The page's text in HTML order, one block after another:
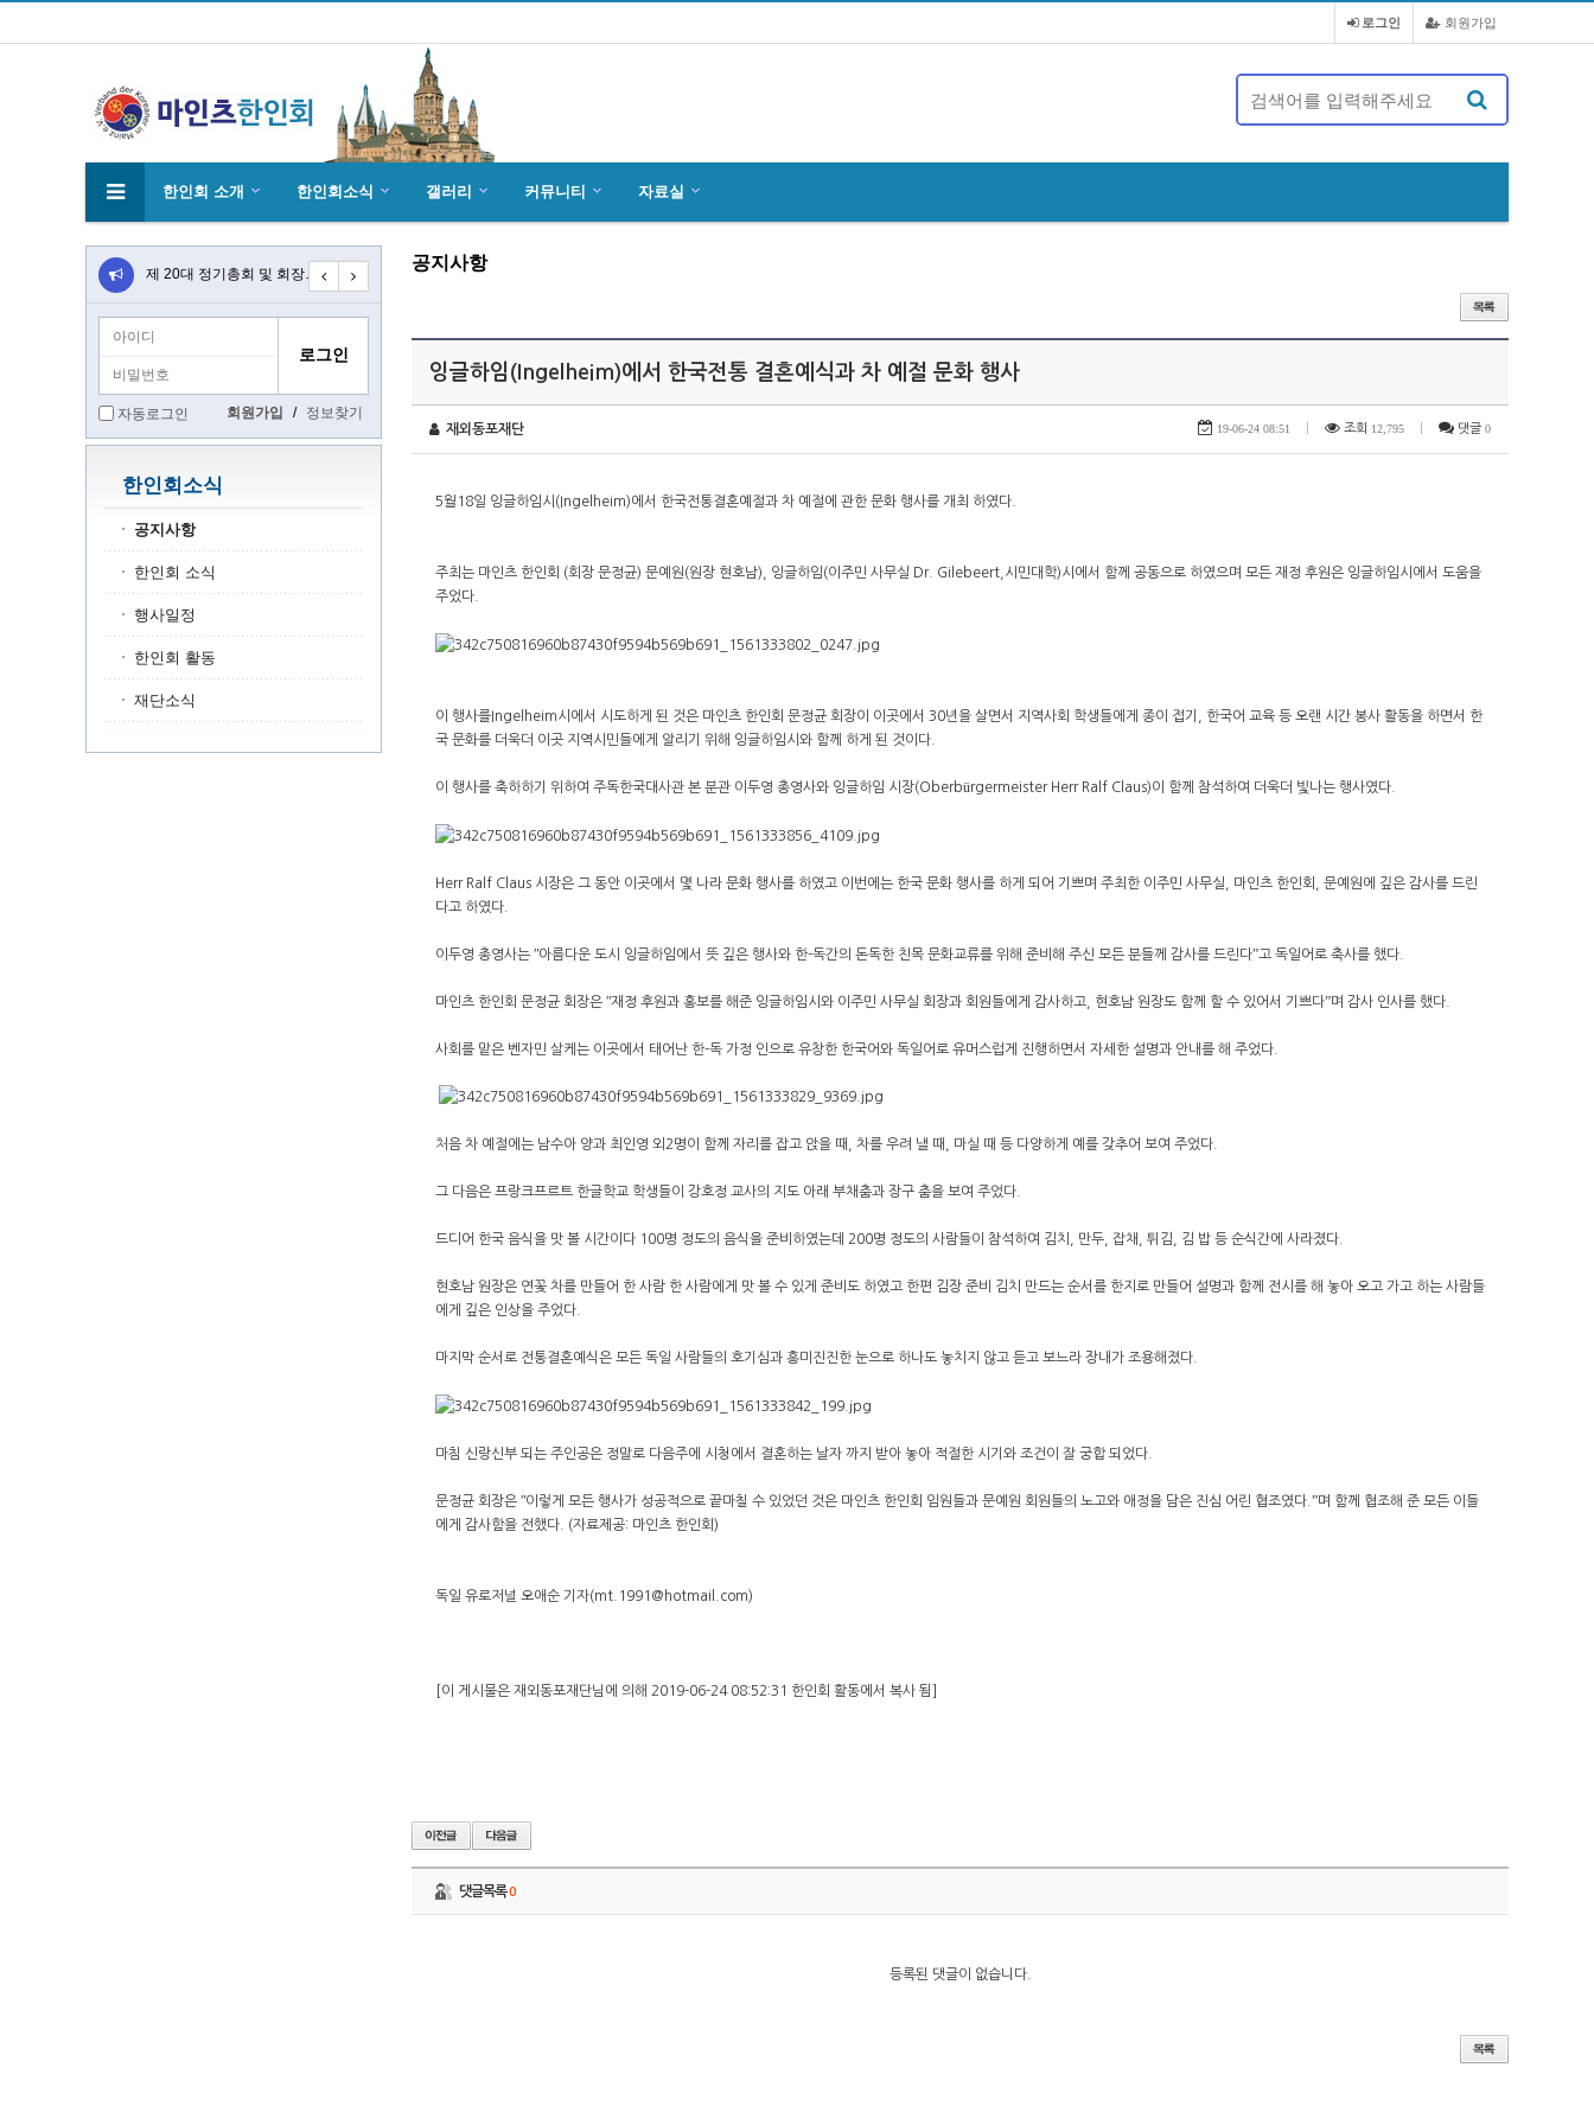
회원가입
로그인
한인회 소개 한인회소식 갤러리 커뮤니티 자료실
공지사항
잉글하임(Ingelheim)에서 한국전통 결혼예식과 차 예절 문화 행사
재외동포재단 19-06-24 08:51 조회 12,795 댓글 0
5월18일 잉글하임시(Ingelheim)에서 한국전통결혼예절과 차 예절에 관한 문화 행사를 개최 하였다.
주최는 마인츠 한인회 (회장 문정균) 문예원(원장 현호남), 잉글하임(이주민 사무실 Dr. Gilebeert,시민대학)시에서 함께 공동으로 하였으며 모든 재정 후원은 잉글하임시에서 도움을
주었다.
이 행사를Ingelheim시에서 시도하게 된 것은 마인츠 한인회 문정균 회장이 이곳에서 30년을 살면서 지역사회 학생들에게 종이 접기, 한국어 교육 등 오랜 시간 봉사 활동을 하면서 한
국 문화를 더욱더 이곳 지역시민들에게 알리기 위해 잉글하임시와 함께 하게 된 것이다.
이 행사를 축하하기 위하여 주독한국대사관 본 분관 이두영 총영사와 잉글하임 시장(Oberbürgermeister Herr Ralf Claus)이 함께 참석하여 더욱더 빛나는 행사였다.
Herr Ralf Claus 시장은 그 동안 이곳에서 몇 나라 문화 행사를 하였고 이번에는 한국 문화 행사를 하게 되어 기쁘며 주최한 이주민 사무실, 마인츠 한인회, 문예원에 깊은 감사를 드린
다고 하였다.
이두영 총영사는 ʺ아름다운 도시 잉글하임에서 뜻 깊은 행사와 한-독간의 돈독한 친목 문화교류를 위해 준비해 주신 모든 분들께 감사를 드린다ˮ고 독일어로 축사를 했다.
마인츠 한인회 문정균 회장은 ʺ재정 후원과 홍보를 해준 잉글하임시와 이주민 사무실 회장과 회원들에게 감사하고, 현호남 원장도 함께 할 수 있어서 기쁘다ˮ며 감사 인사를 했다.
사회를 맡은 벤자민 살케는 이곳에서 태어난 한-독 가정 인으로 유창한 한국어와 독일어로 유머스럽게 진행하면서 자세한 설명과 안내를 해 주었다.
처음 차 예절에는 남수아 양과 최인영 외2명이 함께 자리를 잡고 앉을 때, 차를 우려 낼 때, 마실 때 등 다양하게 예를 갖추어 보여 주었다.
그 다음은 프랑크프르트 한글학교 학생들이 강호정 교사의 지도 아래 부채춤과 장구 춤을 보여 주었다.
드디어 한국 음식을 맛 볼 시간이다 100명 정도의 음식을 준비하였는데 200명 정도의 사람들이 참석하여 김치, 만두, 잡채, 튀김, 김 밥 등 순식간에 사라졌다.
현호남 원장은 연꽃 차를 만들어 한 사람 한 사람에게 맛 볼 수 있게 준비도 하였고 한편 김장 준비 김치 만드는 순서를 한지로 만들어 설명과 함께 전시를 해 놓아 오고 가고 하는 사람들
에게 깊은 인상을 주었다.
마지막 순서로 전통결혼예식은 모든 독일 사람들의 호기심과 흥미진진한 눈으로 하나도 놓치지 않고 듣고 보느라 장내가 조용해졌다.
마침 신랑신부 되는 주인공은 정말로 다음주에 시청에서 결혼하는 날자 까지 받아 놓아 적절한 시기와 조건이 잘 궁합 되었다.
문정균 회장은 ʺ이렇게 모든 행사가 성공적으로 끝마칠 수 있었던 것은 마인츠 한인회 임원들과 문예원 회원들의 노고와 애정을 담은 진심 어린 협조였다.ˮ며 함께 협조해 준 모든 이들
에게 감사함을 전했다. (자료제공: 마인츠 한인회)
독일 유로저널 오애순 기자(mt.1991@hotmail.com)
[이 게시물은 재외동포재단님에 의해 2019-06-24 08:52:31 한인회 활동에서 복사 됨]
댓글목록0
등록된 댓글이 없습니다.
4월27일 마인츠 한인 여성합창단10회 연주… 제 20대 정기총회 및 회장 선출 공문 초대합니다 마인츠 한인회 문화 행사 2020…
자동로그인 회원가입 / 정보찾기
한인회소식
공지사항
한인회 소식
행사일정
한인회 활동
재단소식